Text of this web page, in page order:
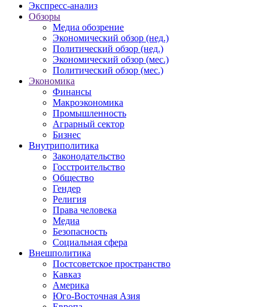
Экспресс-анализ
Обзоры
Медиа обозрение
Экономический обзор (нед.)
Политический обзор (нед.)
Экономический обзор (мес.)
Политический обзор (мес.)
Экономика
Финансы
Макроэкономика
Промышленность
Аграрный сектор
Бизнес
Внутриполитика
Законодательство
Госстроительство
Общество
Гендер
Религия
Права человека
Медиа
Безопасность
Социальная сфера
Внешполитика
Постсоветское пространство
Кавказ
Америка
Юго-Восточная Азия